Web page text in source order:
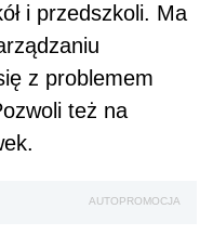
i przedszkoli. Ma
z problemem
też na
AUTOPROMOCJA